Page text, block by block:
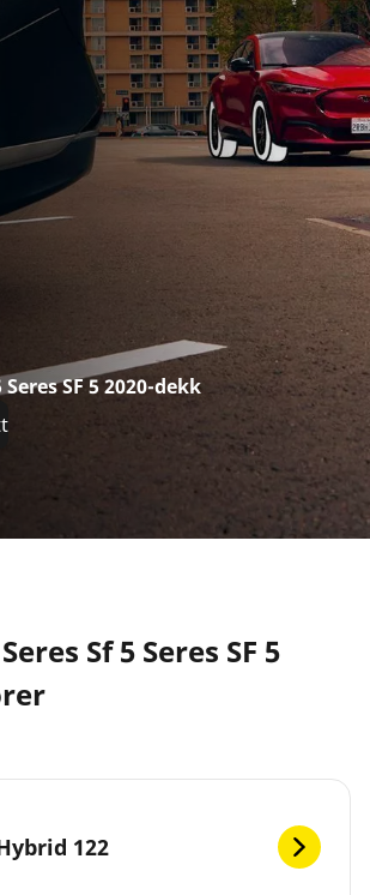
Seres SF 5 2020-dekk
Sf 5 Seres SF 5
122